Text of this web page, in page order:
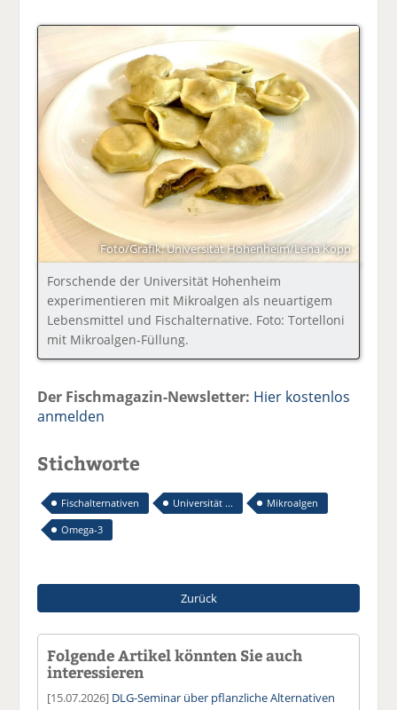
Foto/Grafik: Universität Hohenheim/Lena Kopp
Forschende der Universität Hohenheim
experimentieren mit Mikroalgen als neuartigem
Lebensmittel und Fischalternative. Foto: Tortelloni
mit Mikroalgen-Füllung.
Der Fischmagazin-Newsletter: Hier kostenlos
anmelden
Stichworte
Fischalternativen Universität ...
Mikroalgen
Omega-3
Zurück
Folgende Artikel könnten Sie auch
interessieren
[15.07.2026] DLG-Seminar über pflanzliche Alternativen